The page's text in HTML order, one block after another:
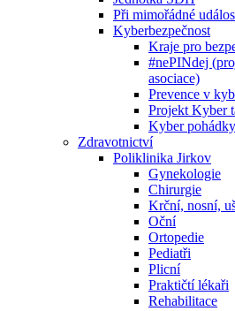
Při mimořádné
Kyberbezpečnost
Kraje pro
#nePINdej
asociace)
Prevence v
Projekt Kyber
Kyber
Zdravotnictví
Poliklinika Jirkov
Gynekologie
Chirurgie
Krční, nosní,
Oční
Ortopedie
Pediatři
Plicní
Praktičtí lékaři
Rehabilitace